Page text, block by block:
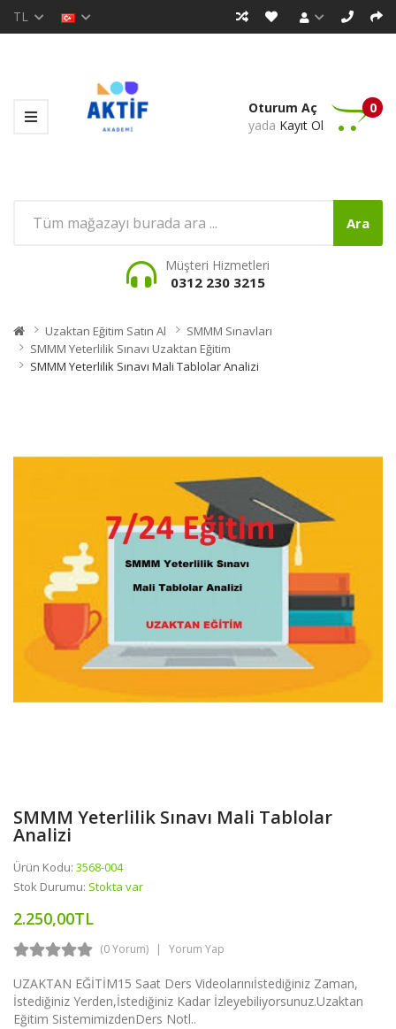
TL
Oturum Aç
yada Kayıt Ol
0
Ara
Müşteri Hizmetleri
0312 230 3215
Uzaktan Eğitim Satın Al
SMMM Sınavları
SMMM Yeterlilik Sınavı Uzaktan Eğitim
SMMM Yeterlilik Sınavı Mali Tablolar Analizi
SMMM Yeterlilik Sınavı Mali Tablolar
Analizi
Ürün Kodu: 3568-004
Stok Durumu: Stokta var
2.250,00TL
(0 Yorum) Yorum Yap
UZAKTAN EĞİTİM15 Saat Ders Videolarınıİstediğiniz Zaman,
İstediğiniz Yerden,İstediğiniz Kadar İzleyebiliyorsunuz.Uzaktan
Eğitim SistemimizdenDers Notl..